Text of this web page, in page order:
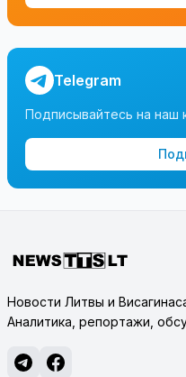
Telegram
Подписывайтесь на наш
Новости Литвы и
Аналитика, репортажи,